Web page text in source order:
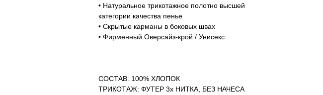
• Натуральное трикотажное полотно высшей
категории качества пенье
• Скрытые карманы в боковых швах
• Фирменный Оверсайз-крой / Унисекс
СОСТАВ: 100% ХЛОПОК
ТРИКОТАЖ: ФУТЕР 3х НИТКА, БЕЗ НАЧЕСА